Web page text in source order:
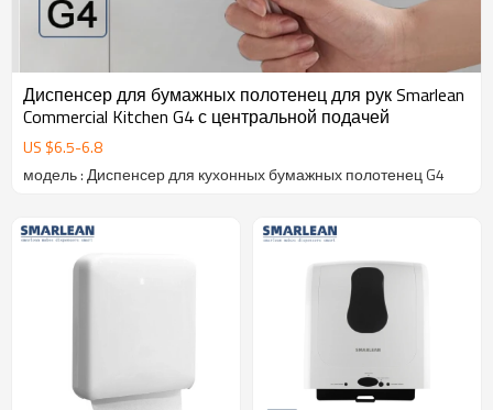
Диспенсер для бумажных полотенец для рук Smarlean
Commercial Kitchen G4 с центральной подачей
US $6.5-6.8
модель : Диспенсер для кухонных бумажных полотенец G4